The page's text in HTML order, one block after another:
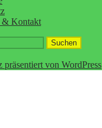
& Kontakt
präsentiert von WordPress